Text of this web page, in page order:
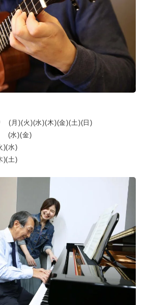
(月)(火)(水)(木)(金)(土)(日)
(水)(金)
)(水)
)(土)